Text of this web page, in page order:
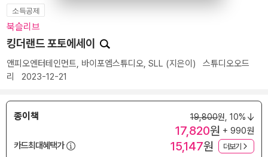
소득공제
북슬리브
킹더랜드 포토에세이
앤피오엔터테인먼트, 바이포엠스튜디오, SLL (지은이) 스튜디오오드
리
2023-12-21
종이책 19,800원, 10%
17,820원 + 990원
카드최대혜택가
15,147원 더보기